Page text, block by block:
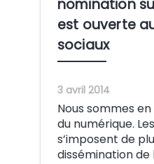
nomination
est ouverte
sociaux
3 avril 2014
Nous sommes
du numérique.
s’imposent de
dissémination de